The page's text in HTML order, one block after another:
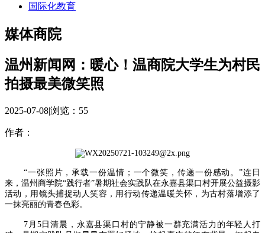
国际化教育
媒体商院
温州新闻网：暖心！温商院大学生为村民
拍摄最美微笑照
2025-07-08|浏览： 55
作者：
“一张照片，承载一份温情；一个微笑，传递一份感动。”连日
来，温州商学院“践行者”暑期社会实践队在永嘉县渠口村开展公益摄影
活动，用镜头捕捉动人笑容，用行动传递温暖关怀，为古村落增添了
一抹亮丽的青春色彩。
7月5日清晨，永嘉县渠口村的宁静被一群充满活力的年轻人打